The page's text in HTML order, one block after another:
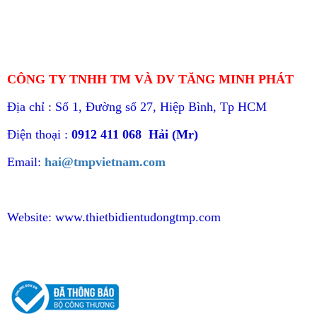
CÔNG TY TNHH TM VÀ DV TĂNG MINH PHÁT
Địa chỉ : Số 1, Đường số 27, Hiệp Bình, Tp HCM
Điện thoại : 0912 411 068 Hải (Mr)
Email: hai@tmpvietnam.com
Website: www.thietbidientudongtmp.com